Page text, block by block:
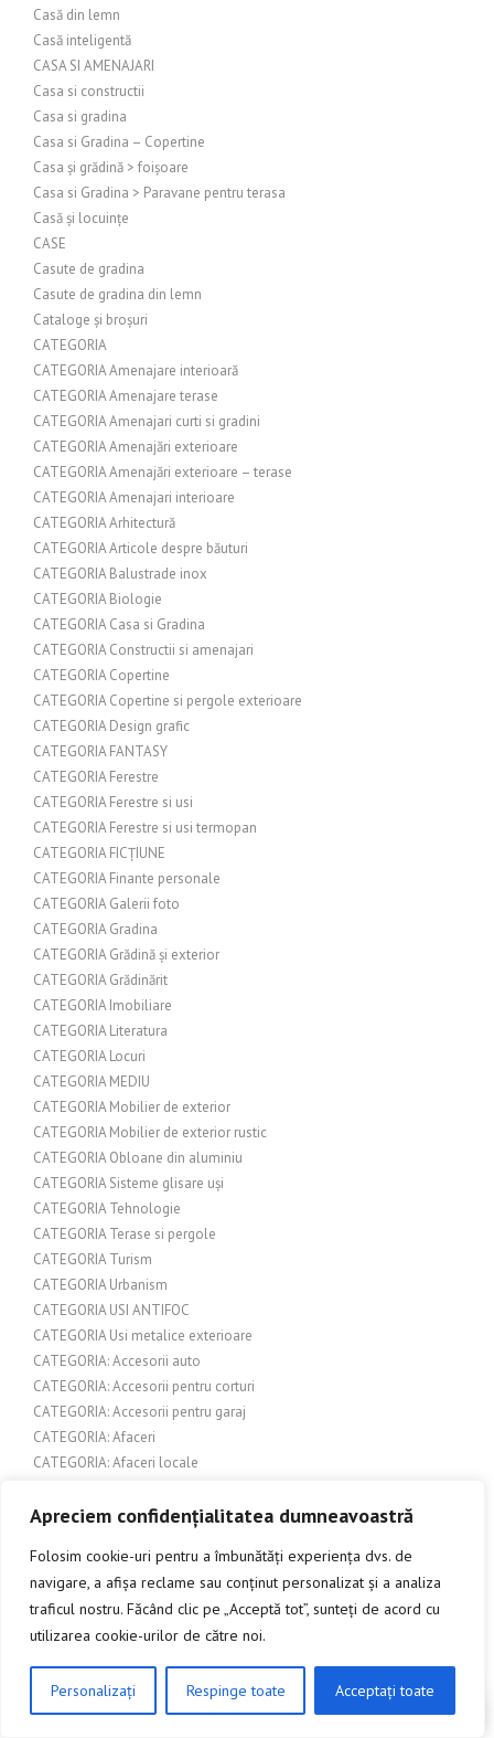
Apreciem confidențialitatea dumneavoastră
Folosim cookie-uri pentru a îmbunătăți experiența dvs. de
navigare, a afișa reclame sau conținut personalizat și a analiza
traficul nostru. Făcând clic pe „Acceptă tot”, sunteți de acord cu
utilizarea cookie-urilor de către noi.
Personalizați Respinge toate Acceptați toate
Casă din lemn
Casă inteligentă
CASA SI AMENAJARI
Casa si constructii
Casa si gradina
Casa si Gradina – Copertine
Casa și grădină > foișoare
Casa si Gradina > Paravane pentru terasa
Casă și locuințe
CASE
Casute de gradina
Casute de gradina din lemn
Cataloge și broșuri
CATEGORIA
CATEGORIA Amenajare interioară
CATEGORIA Amenajare terase
CATEGORIA Amenajari curti si gradini
CATEGORIA Amenajări exterioare
CATEGORIA Amenajări exterioare – terase
CATEGORIA Amenajari interioare
CATEGORIA Arhitectură
CATEGORIA Articole despre băuturi
CATEGORIA Balustrade inox
CATEGORIA Biologie
CATEGORIA Casa si Gradina
CATEGORIA Constructii si amenajari
CATEGORIA Copertine
CATEGORIA Copertine si pergole exterioare
CATEGORIA Design grafic
CATEGORIA FANTASY
CATEGORIA Ferestre
CATEGORIA Ferestre si usi
CATEGORIA Ferestre si usi termopan
CATEGORIA FICȚIUNE
CATEGORIA Finante personale
CATEGORIA Galerii foto
CATEGORIA Gradina
CATEGORIA Grădină și exterior
CATEGORIA Grădinărit
CATEGORIA Imobiliare
CATEGORIA Literatura
CATEGORIA Locuri
CATEGORIA MEDIU
CATEGORIA Mobilier de exterior
CATEGORIA Mobilier de exterior rustic
CATEGORIA Obloane din aluminiu
CATEGORIA Sisteme glisare uși
CATEGORIA Tehnologie
CATEGORIA Terase si pergole
CATEGORIA Turism
CATEGORIA Urbanism
CATEGORIA USI ANTIFOC
CATEGORIA Usi metalice exterioare
CATEGORIA: Accesorii auto
CATEGORIA: Accesorii pentru corturi
CATEGORIA: Accesorii pentru garaj
CATEGORIA: Afaceri
CATEGORIA: Afaceri locale
CATEGORIA: Arhitectură și Design
CATEGORIA: Arhitectură și design interior
CATEGORIA: Arhitectură și design urban
CATEGORIA: Artă și cultură
CATEGORIA: Artă și Design
CATEGORIA: Artă și Meșteșuguri
CATEGORIA: Articole de specialitate
CATEGORIA: Articole despre arhitectură și construcții
CLICK AICI PENTRU A DISCUTA